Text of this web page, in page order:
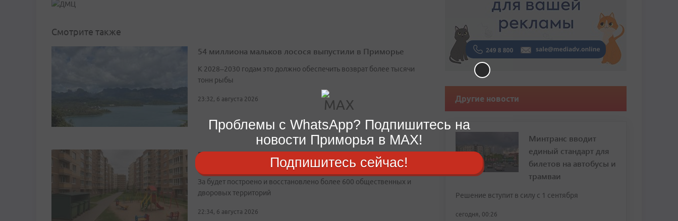
Смотрите также
54 миллиона мальков лосося выпустили в Приморье
К 2028–2030 годам это должно обеспечить возврат более тысячи
тонн рыбы
23:32, 6 августа 2026
Благодаря инициативным жителям в Приморье
За будет построено и восстановлено более 600 общественных и
дворовых территорий
22:34, 6 августа 2026
Другие новости
Минтранс вводит
единый стандарт для
билетов на автобусы и
трамваи
Решение вступит в силу с 1 сентября
сегодня, 00:26
Проблемы с WhatsApp? Подпишитесь на
новости Приморья в MAX!
Подпишитесь сейчас!